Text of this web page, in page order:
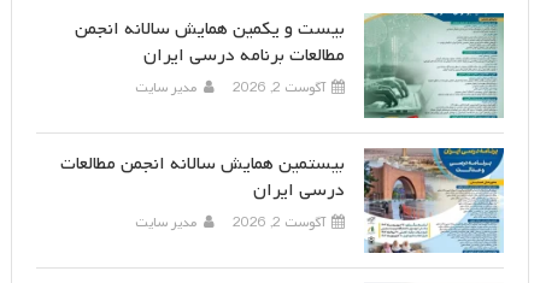
بیست و یکمین همایش سالانه انجمن
مطالعات برنامه درسی ایران
آگوست 2, 2026 مدیر سایت
بیستمین همایش سالانه انجمن مطالعات
درسی ایران
آگوست 2, 2026 مدیر سایت